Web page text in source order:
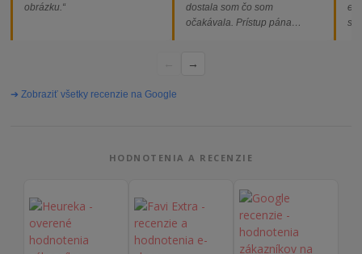
obrázku.“
dostala som čo som
očakávala. Prístup pána
problémov. Vrele odporúčam!“
→
➔ Zobraziť všetky recenzie na Google
HODNOTENIA A RECENZIE